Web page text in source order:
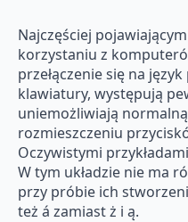
Najczęściej
korzystaniu z
przełączenie się na
klawiatury, występują
uniemożliwiają
rozmieszczeniu
Oczywistymi
W tym układzie nie ma
przy próbie ich
też á zamiast ż i ą.